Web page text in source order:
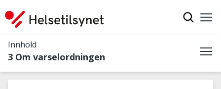
Innhold
3 Om varselordningen